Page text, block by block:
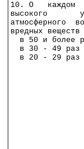
│10. О   каждом
│высокого
│атмосферного
│вредных
│  в 50 и
│  в 30 - 49 раз
│  в 20 - 29 раз
│
│
│
│
│
│
│
│
│